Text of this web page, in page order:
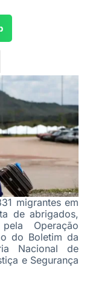
migrantes em
de abrigados,
Operação
do Boletim da
Nacional de
e Segurança